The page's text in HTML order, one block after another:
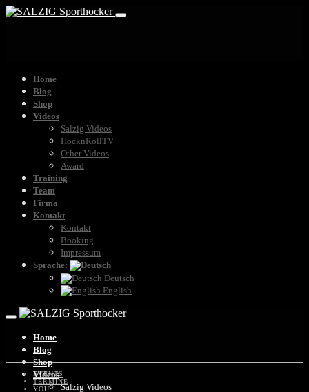
Home
Blog
Shop
Videos
Salzig Videos
HocknRollTV
Other Videos
Award
Training
Team
Firma
Kontakt
Kontakt
Booking
Impressum
Sprache:
Deutsch
English
Home
Blog
Shop
Videos
Salzig Videos
EVENTS
TERMINE
YOU